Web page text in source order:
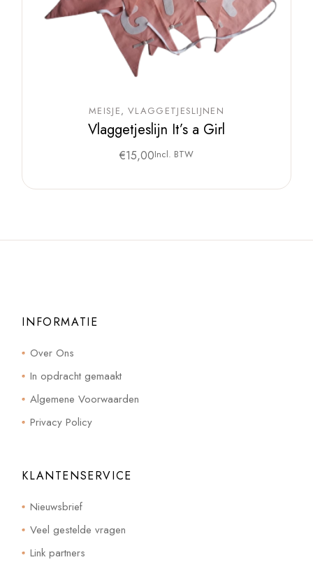
MEISJE VLAGGETJESLIJNEN
Vlaggetjeslijn It’s a Girl
€15,00Incl. BTW
INFORMATIE
Over Ons
In opdracht gemaakt
Algemene Voorwaarden
Privacy Policy
KLANTENSERVICE
Nieuwsbrief
Veel gestelde vragen
Link partners